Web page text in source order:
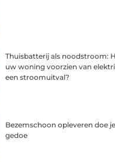
Thuisbatterij als noodstroom:
uw woning voorzien van
een stroomuitval?
Bezemschoon opleveren doe
gedoe